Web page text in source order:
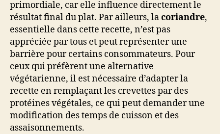
primordiale, car elle influence directement le
résultat final du plat. Par ailleurs, lacoriandre,
essentielle dans cette recette, n’est pas
appréciée par tous et peut représenter une
barrière pour certains consommateurs. Pour
ceux qui préfèrent une alternative
végétarienne, il est nécessaire d’adapter la
recette en remplaçant les crevettes par des
protéines végétales, ce qui peut demander une
modification des temps de cuisson et des
assaisonnements.